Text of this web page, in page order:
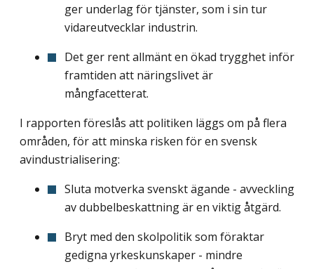
ger underlag för tjänster, som i sin tur
vidareutvecklar industrin.
Det ger rent allmänt en ökad trygghet inför
framtiden att näringslivet är
mångfacetterat.
I rapporten föreslås att politiken läggs om på flera
områden, för att minska risken för en svensk
avindustrialisering:
Sluta motverka svenskt ägande - avveckling
av dubbelbeskattning är en viktig åtgärd.
Bryt med den skolpolitik som föraktar
gedigna yrkeskunskaper - mindre